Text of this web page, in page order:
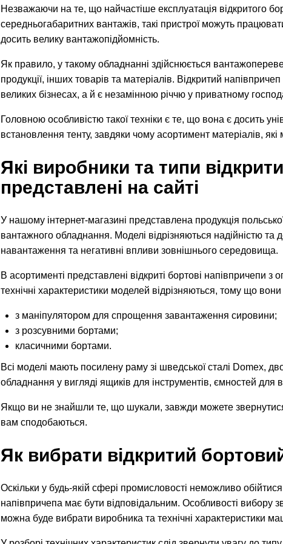
Незважаючи на те, що найчастіше експлуатація відкритого
середньогабаритних вантажів, такі пристрої можуть
досить велику вантажопідйомність.
Як правило, у такому обладнанні здійснюється
продукції, інших товарів та матеріалів. Відкритий
великих бізнесах, а й є незамінною річчю у приватному
Головною особливістю такої техніки є те, що вона є досить
встановлення тенту, завдяки чому асортимент матеріалів,
Які виробники та типи
представлені на сайті
У нашому інтернет-магазині представлена продукція
вантажного обладнання. Моделі відрізняються надійністю та
навантаження та негативні впливи зовнішнього середовища.
В асортименті представлені відкриті бортові напівпричепи
технічні характеристики моделей відрізняються, тому що
з маніпулятором для спрощення завантаження сировини;
з розсувними бортами;
класичними бортами.
Всі моделі мають посилену раму зі шведської сталі Domex,
обладнання у вигляді ящиків для інструментів, ємностей для
Якщо ви не знайшли те, що шукали, завжди можете
вам сподобаються.
Як вибрати відкритий
Оскільки у будь-якій сфері промисловості неможливо
напівпричепа має бути відповідальним. Особливості вибору
можна буде вибрати виробника та технічні характеристики